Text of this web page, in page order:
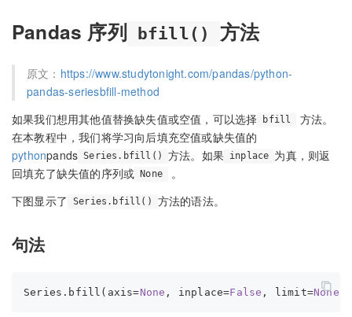
Pandas 序列 bfill() 方法
原文： https://www.studytonight.com/pandas/python-
pandas-seriesbfill-method
如果我们想用其他值替换缺失值或空值，可以选择
bfill
方法。
在本教程中，我们将学习向后填充空值或缺失值的
pythonpands Series.bfill() 方法。如果 inplace 为真，则返
回填充了缺失值的序列或
None
。
下图显示了
Series.bfill() 方法的语法。
句法
Series.bfill(axis=None , inplace=False , limit=None